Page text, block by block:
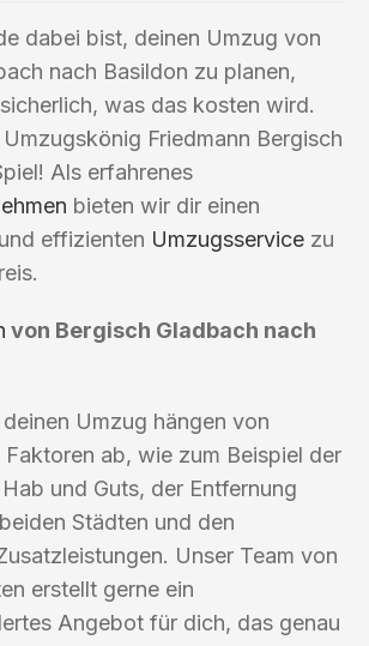
dabei bist, deinen Umzug von
nach Basildon zu planen,
was das kosten wird.
Friedmann Bergisch
Als erfahrenes
bieten wir dir einen
effizienten Umzugsservice zu
von Bergisch Gladbach nach
Umzug hängen von
ab, wie zum Beispiel der
und Guts, der Entfernung
Städten und den
Unser Team von
erstellt gerne ein
Angebot für dich, das genau